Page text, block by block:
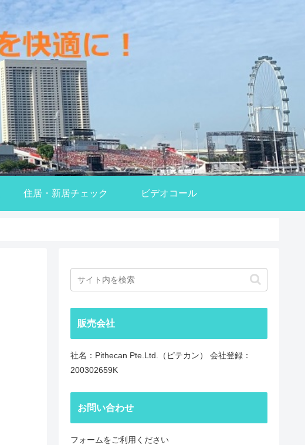
住居・新居チェック ビデオコール
販売会社
社名：Pithecan Pte.Ltd.（ピテカン） 会社登録：
200302659K
お問い合わせ
フォームをご利用ください